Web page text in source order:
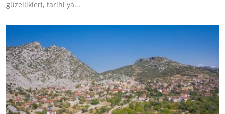
güzellikleri, tarihi ya...